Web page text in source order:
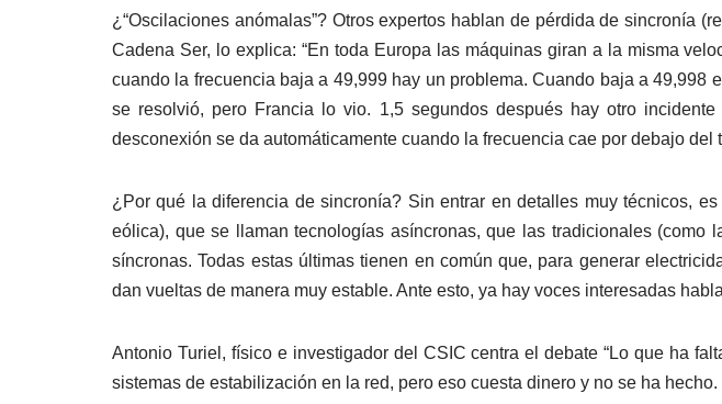
¿“Oscilaciones anómalas”? Otros expertos hablan de pérdida de sincronía
Cadena Ser, lo explica: “En toda Europa las máquinas giran a la misma
cuando la frecuencia baja a 49,999 hay un problema. Cuando baja a
se resolvió, pero Francia lo vio. 1,5 segundos después hay otro
desconexión se da automáticamente cuando la frecuencia cae por debajo del
¿Por qué la diferencia de sincronía? Sin entrar en detalles muy técnicos,
eólica), que se llaman tecnologías asíncronas, que las tradicionales
síncronas. Todas estas últimas tienen en común que, para generar
dan vueltas de manera muy estable. Ante esto, ya hay voces interesadas
Antonio Turiel, físico e investigador del CSIC centra el debate “Lo que ha
sistemas de estabilización en la red, pero eso cuesta dinero y no se ha hecho.